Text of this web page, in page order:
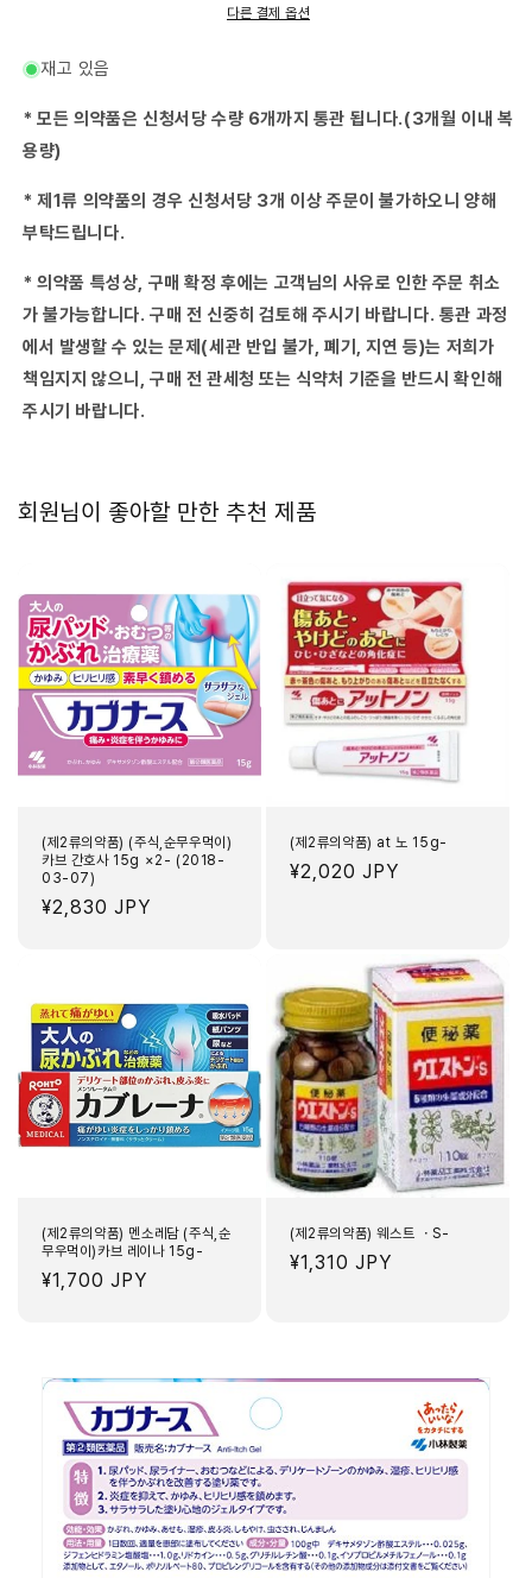
우
이)
카
브
간
호
사
(2018-
03-
07)
수
량
줄
이)
간
호
(2018-
03-
07)
량
다른 결제 옵션
재고 있음
* 모든 의약품은 신청서당 수량 6개까지 통관 됩니다.(3개월 이내 복
용량)
* 제1류 의약품의 경우 신청서당 3개 이상 주문이 불가하오니 양해
부탁드립니다.
* 의약품 특성상, 구매 확정 후에는 고객님의 사유로 인한 주문 취소
가 불가능합니다. 구매 전 신중히 검토해 주시기 바랍니다. 통관 과정
에서 발생할 수 있는 문제(세관 반입 불가, 폐기, 지연 등)는 저희가
책임지지 않으니, 구매 전 관세청 또는 식약처 기준을 반드시 확인해
주시기 바랍니다.
회원님이 좋아할 만한 추천 제품
(제2류의약품) (주식,순무우먹이)
카브 간호사 15g ×2- (2018-
03-07)
정
¥2,830 JPY
(제2류의약품) at 노 15g-
정
¥2,020 JPY
(제2류의약품) 멘소레담 (주식,순
무우먹이)카브 레이나 15g-
정
¥1,700 JPY
(제2류의약품) 웨스트 ・S-
정
¥1,310 JPY